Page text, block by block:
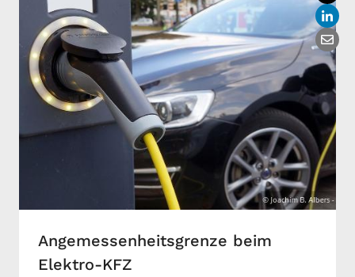
Angemessenheitsgrenze beim
Elektro-KFZ